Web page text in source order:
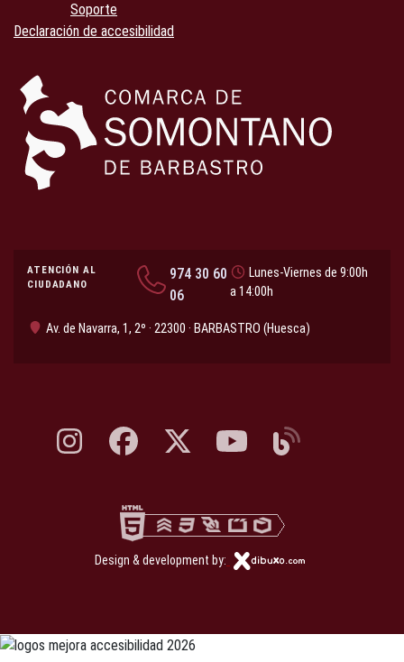
Soporte
Declaración de accesibilidad
ATENCIÓN AL
CIUDADANO
974 30 60
06
Lunes-Viernes de 9:00h
a 14:00h
Av. de Navarra, 1, 2º · 22300 · BARBASTRO (Huesca)
Instagram, abre en nueva pestaña
Facebook, abre en nueva pestaña
X, antes Twitter, abre en nueva pestaña
YouTube, abre en nueva
Blog, abre en nueva
Design & development by: